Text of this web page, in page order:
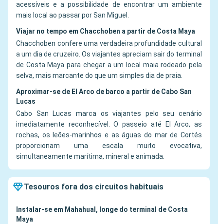
acessíveis e a possibilidade de encontrar um ambiente
mais local ao passar por San Miguel.
Viajar no tempo em Chacchoben a partir de Costa Maya
Chacchoben confere uma verdadeira profundidade cultural
a um dia de cruzeiro. Os viajantes apreciam sair do terminal
de Costa Maya para chegar a um local maia rodeado pela
selva, mais marcante do que um simples dia de praia.
Aproximar-se de El Arco de barco a partir de Cabo San
Lucas
Cabo San Lucas marca os viajantes pelo seu cenário
imediatamente reconhecível. O passeio até El Arco, as
rochas, os leões-marinhos e as águas do mar de Cortés
proporcionam uma escala muito evocativa,
simultaneamente marítima, mineral e animada.
Tesouros fora dos circuitos habituais
Instalar-se em Mahahual, longe do terminal de Costa
Maya